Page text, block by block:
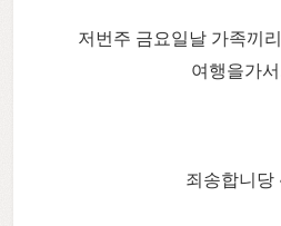
저번주 금요일날 가족끼
여행을가
죄송합니당